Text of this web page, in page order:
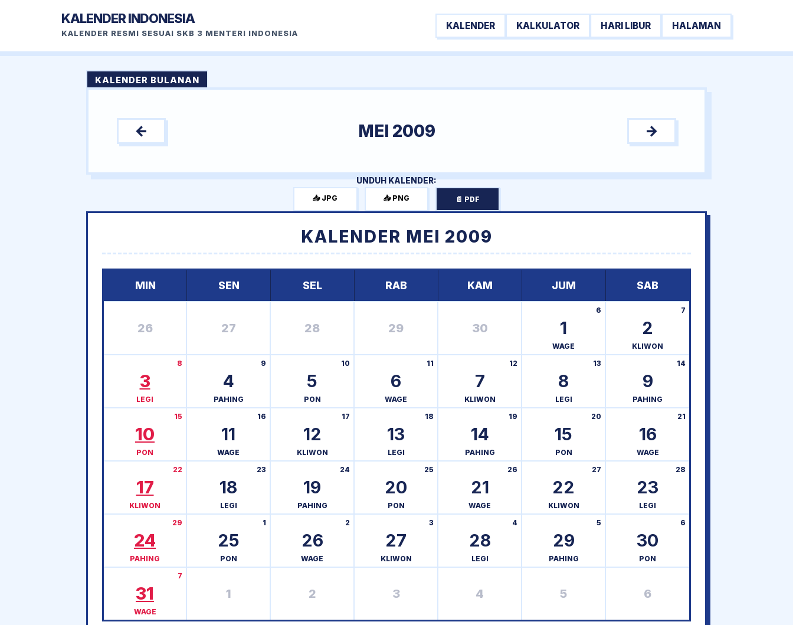
KALENDER INDONESIA
KALENDER RESMI SESUAI SKB 3 MENTERI INDONESIA
KALENDER KALKULATOR HARI LIBUR HALAMAN
KALENDER BULANAN
← MEI 2009 →
UNDUH KALENDER:
📥 JPG 📥 PNG 📄 PDF
KALENDER MEI 2009
MIN SEN SEL RAB KAM JUM SAB
26 27 28 29 30 1
6
WAGE
2
7
KLIWON
3
8
LEGI
4
9
PAHING
5
10
PON
6
11
WAGE
7
12
KLIWON
8
13
LEGI
9
14
PAHING
10
15
PON
11
16
WAGE
12
17
KLIWON
13
18
LEGI
14
19
PAHING
15
20
PON
16
21
WAGE
17
22
KLIWON
18
23
LEGI
19
24
PAHING
20
25
PON
21
26
WAGE
22
27
KLIWON
23
28
LEGI
24
29
PAHING
25
1
PON
26
2
WAGE
27
3
KLIWON
28
4
LEGI
29
5
PAHING
30
6
PON
31
7
WAGE
1 2 3 4 5 6